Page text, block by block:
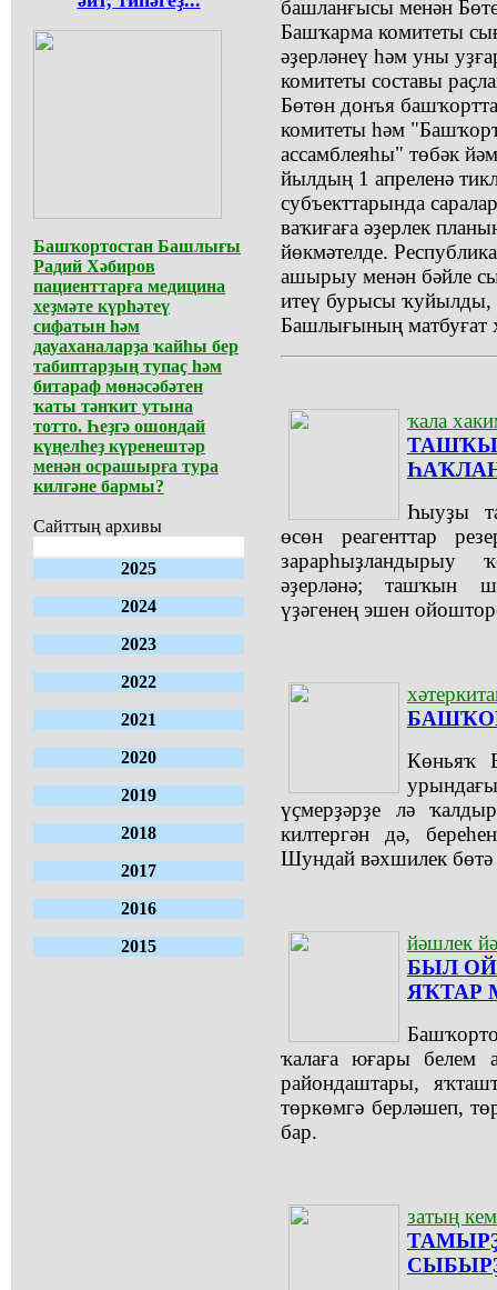
Башҡортостан Башлығы
Радий Хәбиров
пациенттарға медицина
хеҙмәте күрһәтеү
сифатын һәм
дауаханаларҙа ҡайһы бер
табиптарҙың тупаҫ һәм
битараф мөнәсәбәтен
ҡаты тәнҡит утына
тотто. Һеҙгә ошондай
күңелһеҙ күренештәр
менән осрашырға тура
килгәне бармы?
Сайттың архивы
2025
2024
2023
2022
2021
2020
2019
2018
2017
2016
2015
башланғысы менән
Башҡарма комитеты
әҙерләнеү һәм уны
комитеты составы
Бөтөн донъя
комитеты һәм
ассамблеяһы" төбәк
йылдың 1 апреленә
субъекттарында
ваҡиғаға әҙерлек
йөкмәтелде.
ашырыу менән бәйле
итеү бурысы ҡуйылды,
Башлығының матбуғат
ҡала
Һыуҙы
өсөн реагенттар
зарарһыҙландырыу
әҙерләнә; ташҡын
үҙәгенең эшен
Көньяҡ
үҫмерҙәрҙе лә
килтергән дә,
Шундай вәхшилек бөтә
йәшлек
БЫЛ
ЯҠТАР
ҡалаға юғары белем
райондаштары,
төркөмгә берләшеп,
бар.
затың